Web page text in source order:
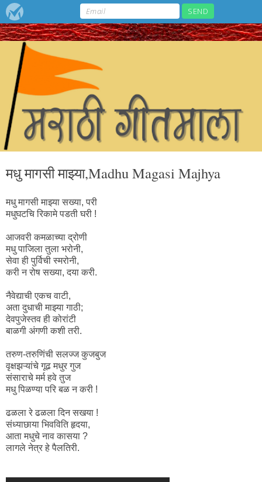
मधु मागसी माझ्या,Madhu Magasi Majhya
मधु मागसी माझ्या सख्या, परी
मधुघटचि रिकामे पडती घरी !
आजवरी कमळाच्या द्रोणी
मधु पाजिला तुला भरोनी,
सेवा ही पुर्विची स्मरोनी,
करी न रोष सख्या, दया करी.
नैवेद्याची एकच वाटी,
अता दुधाची माझ्या गाठी;
देवपुजेस्तव ही कोरांटी
बाळगी अंगणी कशी तरी.
तरुण-तरुणिंची सलज्ज कुजबुज
वृक्षझऱ्यांचे गूढ मधुर गुज
संसाराचे मर्म हवे तुज
मधु पिळण्या परि बळ न करी !
ढळला रे ढळला दिन सखया !
संध्याछाया भिवविति हृदया,
आता मधुचे नाव कासया ?
लागले नेत्र हे पैलतिरी.